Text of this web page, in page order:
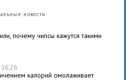
новости
почему чипсы кажутся такими
калорий омолаживает